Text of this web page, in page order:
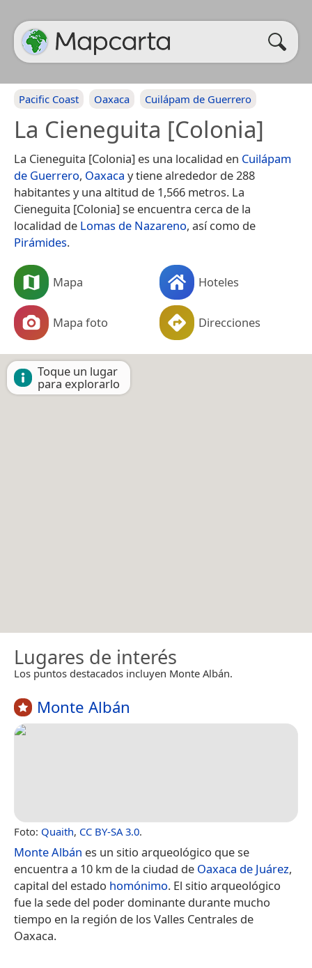
Pacific Coast Oaxaca Cuilápam de Guerrero
La Cieneguita [Colonia]
La Cieneguita [Colonia] es una localidad en Cuilápam
de Guerrero, Oaxaca y tiene alrededor de 288
habitantes y una altitud de 1,566 metros. La
Cieneguita [Colonia] se encuentra cerca de la
localidad de Lomas de Nazareno, así como de
Pirámides.
Mapa Hoteles
Mapa foto Direcciones
Toque un lugar
para explorarlo
Lugares de interés
Los puntos destacados incluyen Monte Albán.
Monte Albán
Foto: Quaith, CC BY-SA 3.0.
Monte Albán es un sitio arqueológico que se
encuentra a 10 km de la ciudad de Oaxaca de Juárez,
capital del estado homónimo. El sitio arqueológico
fue la sede del poder dominante durante mucho
tiempo en la región de los Valles Centrales de
Oaxaca.